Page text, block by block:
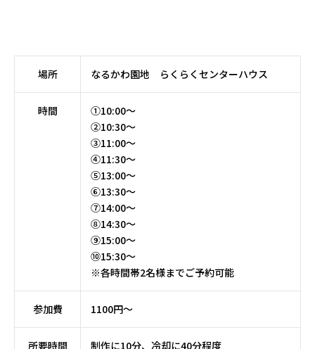
場所 なるかわ園地 らくらくセンターハウス
時間
①10:00～
②10:30～
③11:00～
④11:30～
⑤13:00～
⑥13:30～
⑦14:00～
⑧14:30～
⑨15:00～
⑩15:30～
※各時間帯2名様までご予約可能
参加費 1100円～
所要時間 制作に10分、冷却に40分程度